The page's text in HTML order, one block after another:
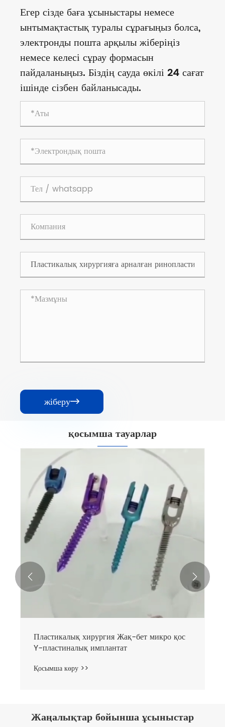
Егер сізде баға ұсыныстары немесе
ынтымақтастық туралы сұрағыңыз болса,
электронды пошта арқылы жіберіңіз
немесе келесі сұрау формасын
пайдаланыңыз. Біздің сауда өкілі 24 сағат
ішінде сізбен байланысады.
жіберу
қосымша тауарлар
Пластикалық хирургия Жақ-бет микро қос
Y-пластиналық имплантат
Қосымша көру >>
 
Жаңалықтар бойынша ұсыныстар